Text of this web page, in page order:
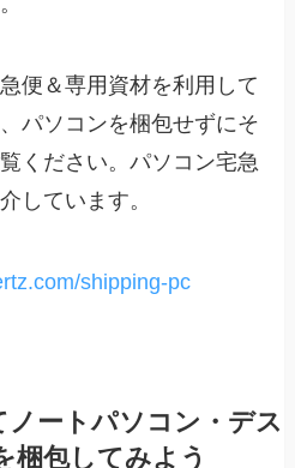
便＆専用資材を利用して
パソコンを梱包せずにそ
ください。パソコン宅急
しています。
shipping-pc
ノートパソコン・デス
梱包してみよう